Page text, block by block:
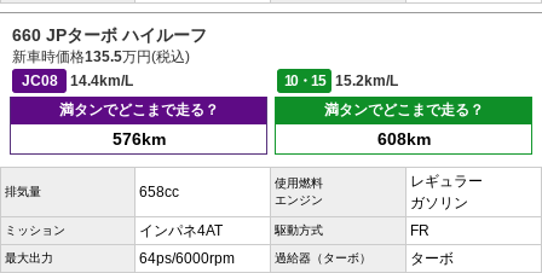
660 JPターボ ハイルーフ
新車時価格135.5万円(税込)
JC08
14.4km/L 10・15
15.2km/L
満タンでどこまで走る？
576km
満タンでどこまで走る？
608km
排気量 658cc
使用燃料
エンジン
レギュラー
ガソリン
ミッション インパネ4AT 駆動方式 FR
最大出力 64ps/6000rpm 過給器（ターボ） ターボ